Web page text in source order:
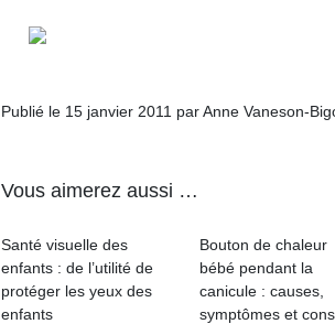
Publié le 15 janvier 2011 par Anne Vaneson-
Vous aimerez aussi …
Santé visuelle des
enfants : de l’utilité de
protéger les yeux des
enfants
Bouton de chaleur
bébé pendant la
canicule : causes,
symptômes et
physique
apprentissage…
enfants